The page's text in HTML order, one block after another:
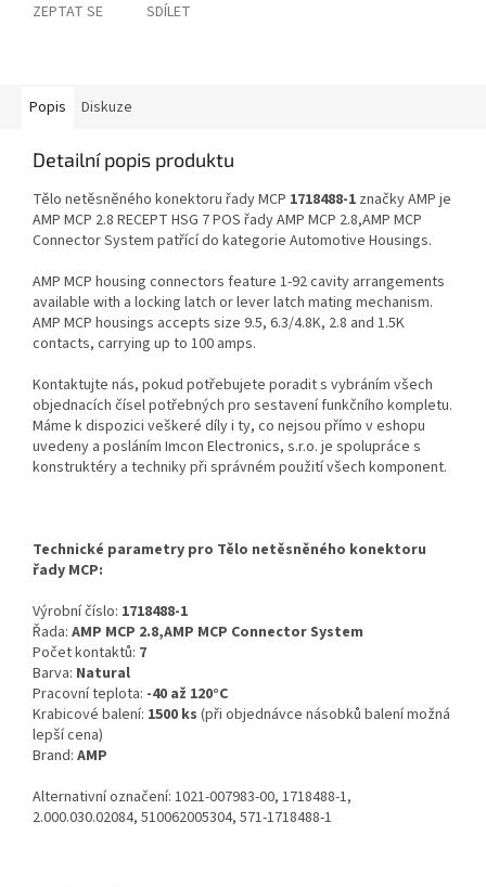
ZEPTAT SE SDÍLET
Popis Diskuze
Detailní popis produktu
Tělo netěsněného konektoru řady MCP 1718488-1 značky AMP je
AMP MCP 2.8 RECEPT HSG 7 POS řady AMP MCP 2.8,AMP MCP
Connector System patřící do kategorie Automotive Housings.
AMP MCP housing connectors feature 1-92 cavity arrangements
available with a locking latch or lever latch mating mechanism.
AMP MCP housings accepts size 9.5, 6.3/4.8K, 2.8 and 1.5K
contacts, carrying up to 100 amps.
Kontaktujte nás, pokud potřebujete poradit s vybráním všech
objednacích čísel potřebných pro sestavení funkčního kompletu.
Máme k dispozici veškeré díly i ty, co nejsou přímo v eshopu
uvedeny a posláním Imcon Electronics, s.r.o. je spolupráce s
konstruktéry a techniky při správném použití všech komponent.
Technické parametry pro Tělo netěsněného konektoru
řady MCP:
Výrobní číslo: 1718488-1
Řada: AMP MCP 2.8,AMP MCP Connector System
Počet kontaktů: 7
Barva: Natural
Pracovní teplota: -40 až 120°C
Krabicové balení: 1500 ks (při objednávce násobků balení možná
lepší cena)
Brand: AMP
Alternativní označení: 1021-007983-00, 1718488-1,
2.000.030.02084, 510062005304, 571-1718488-1